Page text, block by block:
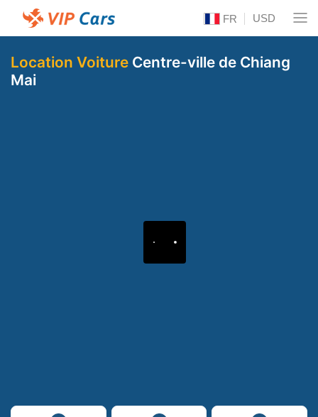
FR USD
Location Voiture Centre-ville de Chiang
Mai